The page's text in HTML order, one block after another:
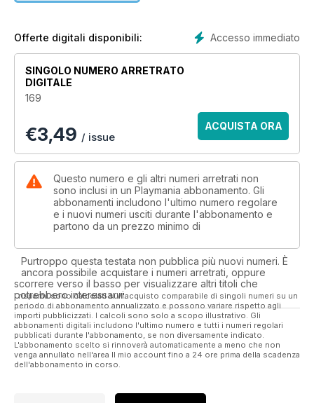
Accesso immediato
Offerte digitali disponibili:
SINGOLO NUMERO ARRETRATO
DIGITALE
169
€3,49 / issue
ACQUISTA ORA
Questo numero e gli altri numeri arretrati non
sono inclusi in un Playmania abbonamento. Gli
abbonamenti includono l'ultimo numero regolare
e i nuovi numeri usciti durante l'abbonamento e
partono da un prezzo minimo di
Purtroppo questa testata non pubblica più nuovi numeri. È
ancora possibile acquistare i numeri arretrati, oppure
scorrere verso il basso per visualizzare altri titoli che
potrebbero interessarvi.
I risparmi sono calcolati sull'acquisto comparabile di singoli numeri su un
periodo di abbonamento annualizzato e possono variare rispetto agli
importi pubblicizzati. I calcoli sono solo a scopo illustrativo. Gli
abbonamenti digitali includono l'ultimo numero e tutti i numeri regolari
pubblicati durante l'abbonamento, se non diversamente indicato.
L'abbonamento scelto si rinnoverà automaticamente a meno che non
venga annullato nell'area Il mio account fino a 24 ore prima della scadenza
dell'abbonamento in corso.